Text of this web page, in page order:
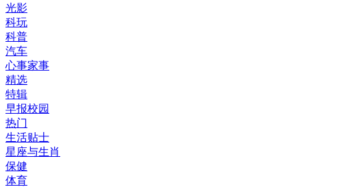
光影
科玩
科普
汽车
心事家事
精选
特辑
早报校园
热门
生活贴士
星座与生肖
保健
体育